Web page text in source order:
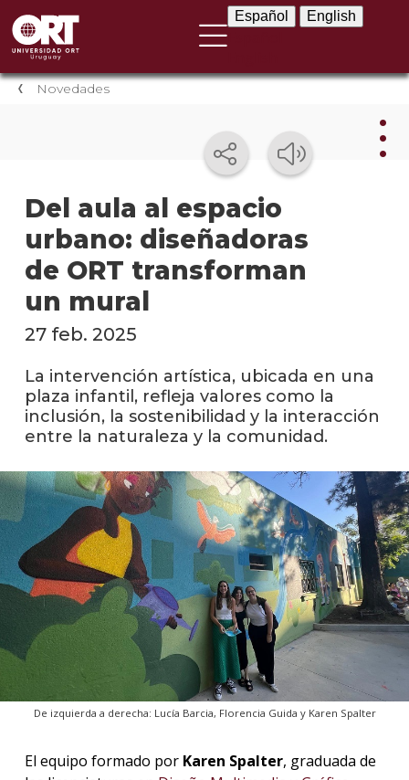
Español English
Novedades
Del aula al espacio
urbano: diseñadoras
de ORT transforman
un mural
en
los
Blog
27 feb. 2025
La intervención artística, ubicada en una
plaza infantil, refleja valores como la
inclusión, la sostenibilidad y la interacción
entre la naturaleza y la comunidad.
De izquierda a derecha: Lucía Barcia, Florencia Guida y Karen Spalter
El equipo formado por Karen Spalter, graduada de